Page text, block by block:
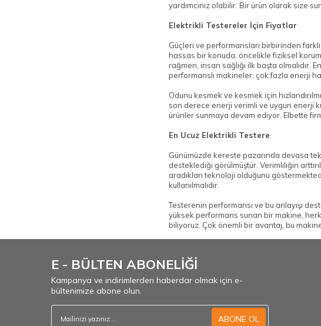
yardımcınız olabilir. Bir ürün olarak size
Elektrikli Testereler İçin Fiyatlar
Güçleri ve performansları birbirinden farklı
hassas bir konuda, öncelikle fiziksel
rağmen, insan sağlığı ilk başta
performanslı makineler, çok fazla enerji
Odunu kesmek ve kesmek için
son derece enerji verimli ve uygun enerji
ürünler sunmaya devam ediyor. Elbette
En Ucuz Elektrikli Testere
Günümüzde kereste pazarında devasa
desteklediği görülmüştür. Verimliliğin
aradıkları teknoloji olduğunu
kullanılmalıdır.
Testerenin performansı ve bu anlayışı
yüksek performans sunan bir makine,
biliyoruz. Çok önemli bir avantaj, bu
E - BÜLTEN ABONELİĞİ
Kampanya ve indirimlerden haberdar olmak için e-
bültenimize abone olun.
ABONE OL